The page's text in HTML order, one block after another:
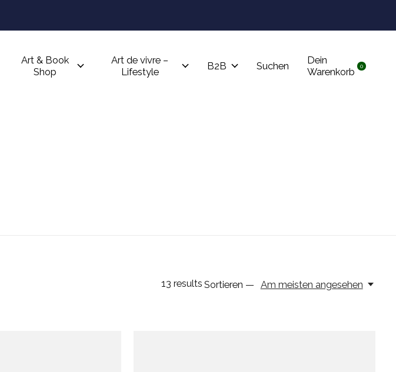
Art & Book
Shop
Art de vivre –
Lifestyle
B2B Suchen
Dein
Warenkorb
0items
13 results Sortieren — Am meisten angesehen